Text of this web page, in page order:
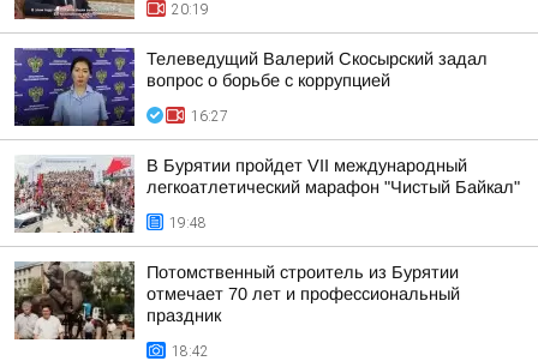
20:19
Телеведущий Валерий Скосырский задал
вопрос о борьбе с коррупцией
16:27
В Бурятии пройдет VII международный
легкоатлетический марафон "Чистый Байкал"
19:48
Потомственный строитель из Бурятии
отмечает 70 лет и профессиональный
праздник
18:42